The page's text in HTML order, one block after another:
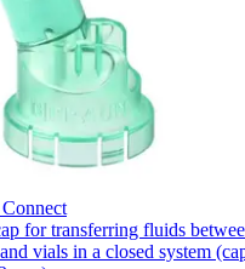
B. Braun. Lad os tale
for transferring fluids
vials in a closed system